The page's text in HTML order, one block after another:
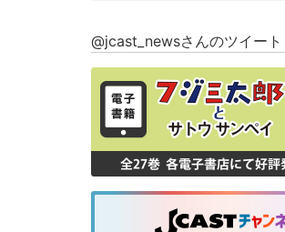
@jcast_newsさんのツイート